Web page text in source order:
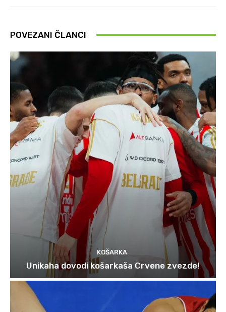
POVEZANI ČLANCI
KOŠARKA
Unikaha dovodi košarkaša Crvene zvezde!